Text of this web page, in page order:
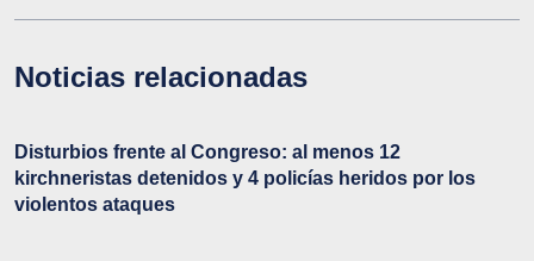
Noticias relacionadas
Disturbios frente al Congreso: al menos 12
kirchneristas detenidos y 4 policías heridos por los
violentos ataques